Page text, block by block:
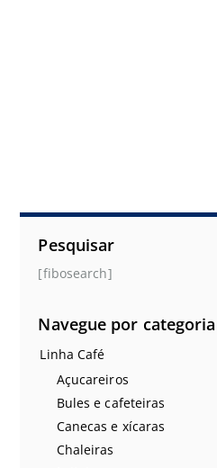
Pesquisar
[fibosearch]
Navegue por categoria
Linha Café
Açucareiros
Bules e cafeteiras
Canecas e xícaras
Chaleiras